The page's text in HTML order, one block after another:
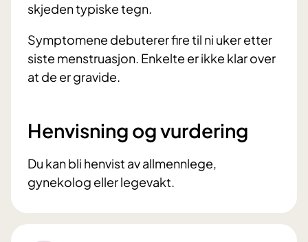
skjeden typiske tegn.
Symptomene debuterer fire til ni uker etter
siste menstruasjon. Enkelte er ikke klar over
at de er gravide.
Henvisning og vurdering
Du kan bli henvist av allmennlege,
gynekolog eller legevakt.